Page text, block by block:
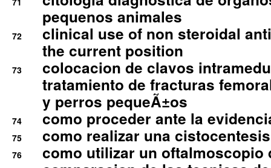
pequenos animales
72
clinical use of non steroidal
the current position
73
colocacion de clavos
tratamiento de fracturas
y perros pequeÃ±os
74 como proceder ante la
75 como realizar una
76 como utilizar un oftalmoscopio